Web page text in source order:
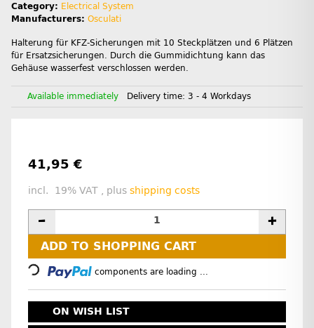
Category: Electrical System
Manufacturers: Osculati
Halterung für KFZ-Sicherungen mit 10 Steckplätzen und 6 Plätzen
für Ersatzsicherungen. Durch die Gummidichtung kann das
Gehäuse wasserfest verschlossen werden.
Available immediately Delivery time: 3 - 4 Workdays
41,95 €
incl. 19% VAT , plus shipping costs
ADD TO SHOPPING CART
Loading... components are loading ...
ON WISH LIST